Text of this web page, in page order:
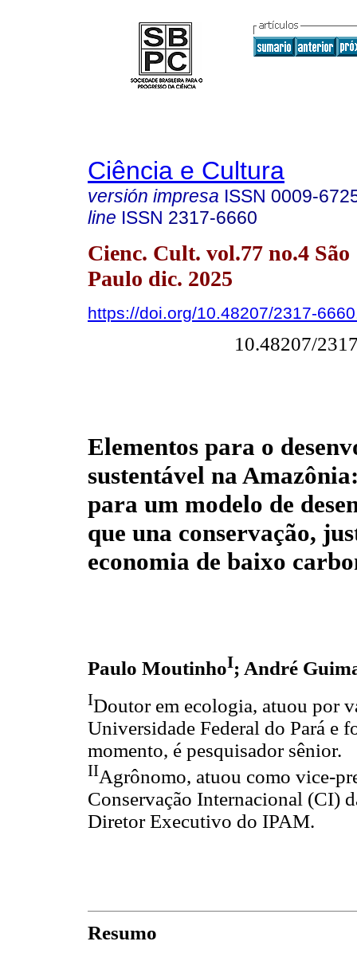
Ciência e Cultura
versión impresa ISSN 0009-
line ISSN 2317-6660
Cienc. Cult. vol.77 no.4 São
Paulo dic. 2025
https://doi.org/10.48207/2317-
10.48207/
Elementos para o
sustentável na
para um modelo de
que una conservação,
economia de baixo
Paulo MoutinhoI; André
IDoutor em ecologia, atuou por
Universidade Federal do Pará e
momento, é pesquisador sênior.
IIAgrônomo, atuou como vice-
Conservação Internacional (CI)
Diretor Executivo do IPAM.
Resumo